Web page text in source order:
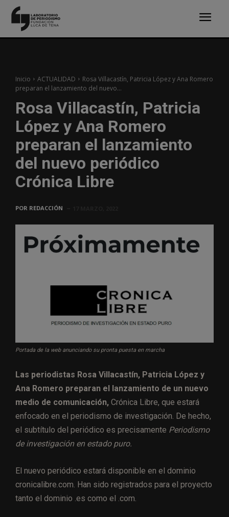
Inicio ACTUALIDAD
Rosa Villacastín, Patricia López y Ana Romero
preparan el lanzamiento del nuevo...
Rosa Villacastín, Patricia
López y Ana Romero
preparan el lanzamiento
del nuevo periódico
Crónica Libre
POR REDACCIÓN
Portada de la web anunciando su pronta puesta en marcha
Las periodistas Rosa Villacastín, Patricia López y
Ana Romero preparan el lanzamiento de un nuevo
medio de comunicación, Crónica Libre, que estará
enfocado en el periodismo de investigación. De hecho,
el subtítulo del periódico es precisamente Periodismo
de investigación en estado puro.
El nuevo periódico estará disponible en el dominio
cronicalibre.com. Han sido registrados para el proyecto
tanto el dominio .es como el .com.